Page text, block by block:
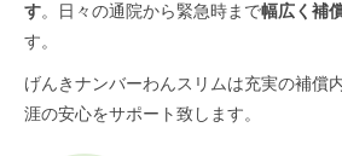
す。 日々の通院から緊急時まで幅広く補
す。
げんきナンバーわんスリムは充実の補償
涯の安心をサポート致します。